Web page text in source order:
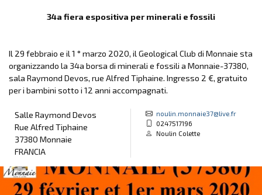
34a fiera espositiva per minerali e fossili
Il 29 febbraio e il 1 ° marzo 2020, il Geological Club di Monnaie sta
organizzando la 34a borsa di minerali e fossili a Monnaie-37380,
sala Raymond Devos, rue Alfred Tiphaine. Ingresso 2 €, gratuito
per i bambini sotto i 12 anni accompagnati.
Salle Raymond Devos
Rue Alfred Tiphaine
37380 Monnaie
FRANCIA
noulin.monnaie37@live.fr
0247517196
Noulin Colette